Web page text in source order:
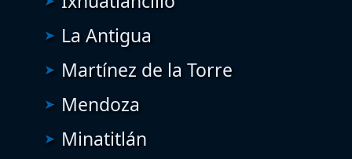
La Antigua
Martínez de la Torre
Mendoza
Minatitlán